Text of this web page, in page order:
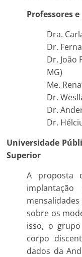
Professores
Dra.
Dr.
Dr. João
MG)
Me.
Dr.
Dr.
Dr.
Universidade
Superior
A proposta
sobre os
isso, o
corpo
dados da